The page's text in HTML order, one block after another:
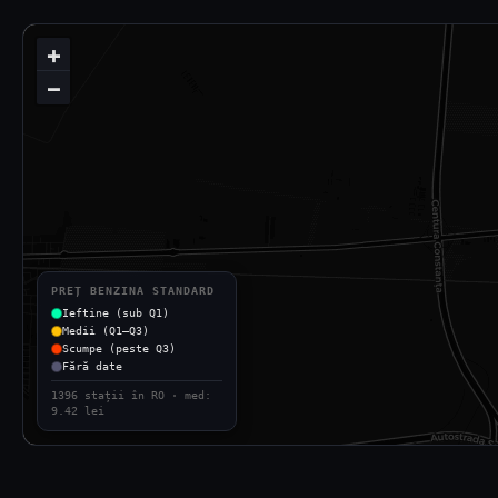
+
−
PREȚ BENZINA STANDARD
Ieftine (sub Q1)
Medii (Q1–Q3)
Scumpe (peste Q3)
Fără date
1396 stații în RO · med:
9.42 lei